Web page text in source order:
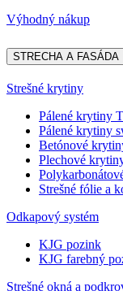
Výhodný nákup
STRECHA A FASÁDA
Strešné krytiny
Pálené krytiny
Pálené krytiny
Betónové
Plechové
Strešné fólie a
Odkapový systém
KJG pozink
KJG farebný
Strešné okná a